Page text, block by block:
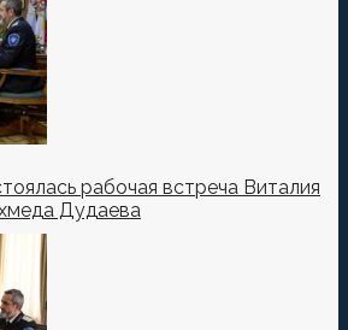
рабочая встреча Виталия
Дудаева